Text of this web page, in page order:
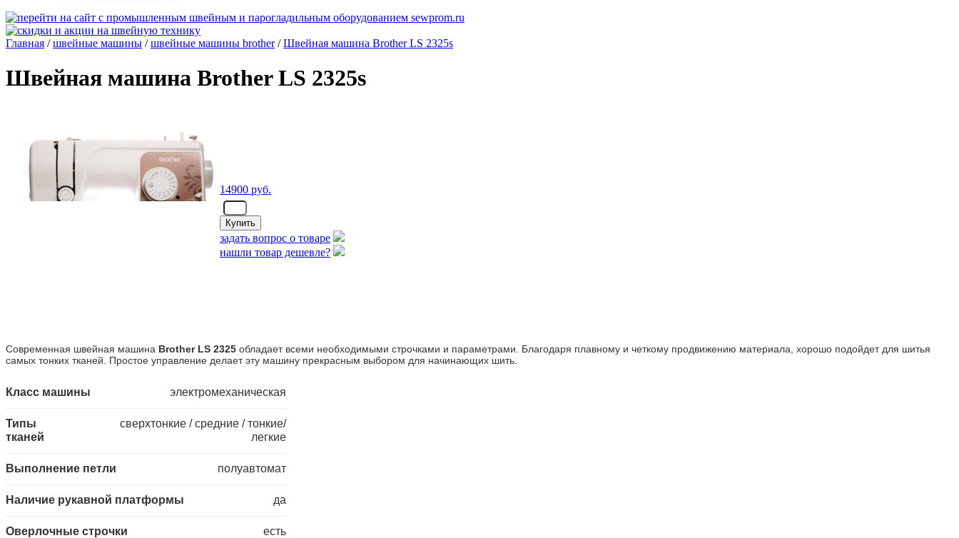
Главная /швейные машины /швейные машины brother/Швейная машина Brother LS 2325s
Швейная машина Brother LS 2325s
14900 руб.
задать вопрос о товаре
нашли товар дешевле?
Современная швейная машина Brother LS 2325 обладает всеми необходимыми строчками и параметрами. Благодаря плавному и четкому продвижению материала, хорошо подойдет для шитья
самых тонких тканей. Простое управление делает эту машину прекрасным выбором для начинающих шить.
Класс машины электромеханическая
Типы
тканей
сверхтонкие / средние / тонкие/
легкие
Выполнение петли полуавтомат
Наличие рукавной платформы да
Оверлочные строчки есть